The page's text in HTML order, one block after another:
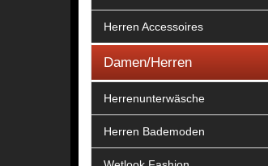
Herren Accessoires
Damen/Herren
Herrenunterwäsche
Herren Bademoden